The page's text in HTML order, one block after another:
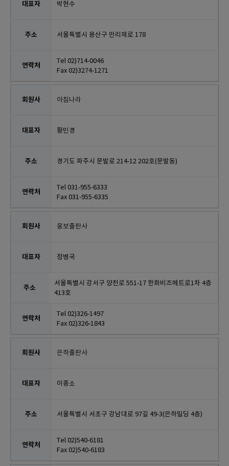
박현수
서울특별시 용산구 만리재로 178
Tel 02)714-0046
Fax 02)3274-1271
아침나라
황민경
경기도 파주시 문발로 214-12 202호(문발동)
Tel 031-955-6333
Fax 031-955-6335
웅보출판사
정병국
서울특별시 강서구 양천로 551-17 한화비즈메트로1차 4층
413호
Tel 02)326-1497
Fax 02)326-1843
은하출판사
이종소
서울특별시 서초구 강남대로 97길 49-3(은하빌딩 4층)
Tel 02)540-6181
Fax 02)540-6183